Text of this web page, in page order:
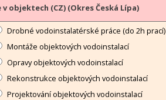
objektech (CZ) (Okres Česká Lípa)
Drobné vodoinstalatérské práce (do 2h prací)
Montáže objektových vodoinstalací
Opravy objektových vodoinstalací
Rekonstrukce objektových vodoinstalací
Projektování objektových vodoinstalací